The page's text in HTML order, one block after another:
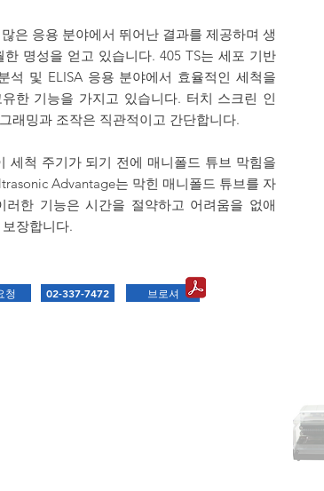
은 응용 분야에서 뛰어난 결과를 제공하며 생
명성을 얻고 있습니다. 405 TS는 세포 기반
석 및 ELISA 응용 분야에서 효율적인 세척을
한 기능을 가지고 있습니다. 터치 스크린 인
래밍과 조작은 직관적이고 간단합니다.
세척 주기가 되기 전에 매니폴드 튜브 막힘을
Advantage는 막힌 매니폴드 튜브를 자
러한 기능은 시간을 절약하고 어려움을 없애
장합니다.
청 02-337-7472 브로셔